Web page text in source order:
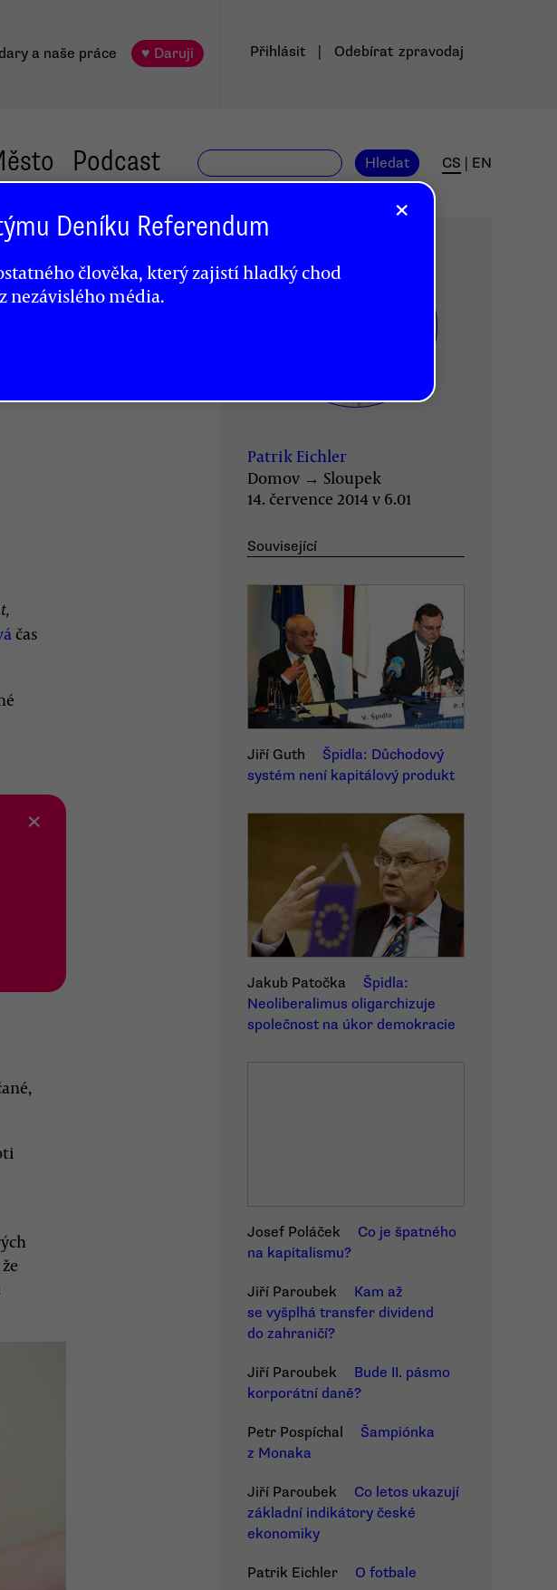
a naše práce ♥ Daruji Přihlásit Odebírat zpravodaj
Podcast Hledat CS EN
čas
×
Patrik Eichler
Domov → Sloupek
14. července 2014 v 6.01
Související
Jiří Guth
Špidla: Důchodový
systém není kapitálový produkt
Jakub Patočka
Špidla:
Neoliberalimus oligarchizuje
společnost na úkor demokracie
Josef Poláček
Co je špatného
na kapitalismu?
Jiří Paroubek
Kam až
se vyšplhá transfer dividend
do zahraničí?
Jiří Paroubek
Bude II. pásmo
korporátní daně?
Petr Pospíchal
Šampiónka
z Monaka
Jiří Paroubek
Co letos ukazují
základní indikátory české
ekonomiky
Patrik Eichler O fotbale
×
Deníku Referendum
člověka, který zajistí hladký chod
nezávislého média.